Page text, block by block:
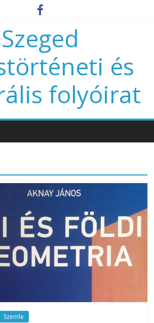
Szeged
és
folyóirat
Szemle